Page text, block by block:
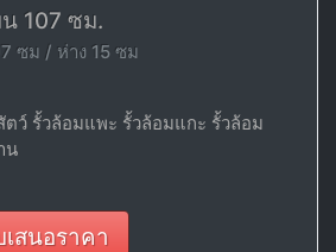
107 ซม.
ซม / ห่าง 15 ซม
ตว์ รั้วล้อมแพะ รั้วล้อมแกะ รั้วล้อม
น
สนอราคา